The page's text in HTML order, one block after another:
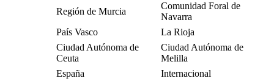
Región de Murcia
Comunidad Foral de
Navarra
País Vasco
La Rioja
Ciudad Autónoma de
Ceuta
Ciudad Autónoma de
Melilla
España
Internacional